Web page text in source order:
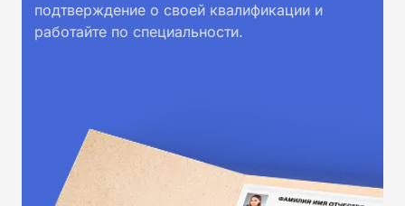
подтверждение о своей квалификации и
работайте по специальности.